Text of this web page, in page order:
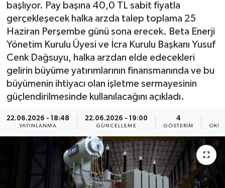
başlıyor. Pay başına 40,0 TL sabit fiyatla
gerçekleşecek halka arzda talep toplama 25
Haziran Perşembe günü sona erecek. Beta Enerji
Yönetim Kurulu Üyesi ve İcra Kurulu Başkanı Yusuf
Cenk Dağsuyu, halka arzdan elde edecekleri
gelirin büyüme yatırımlarının finansmanında ve bu
büyümenin ihtiyacı olan işletme sermayesinin
güçlendirilmesinde kullanılacağını açıkladı.
22.06.2026 - 18:48
YAYINLANMA
22.06.2026 - 19:00
GÜNCELLEME
4
GÖSTERIM